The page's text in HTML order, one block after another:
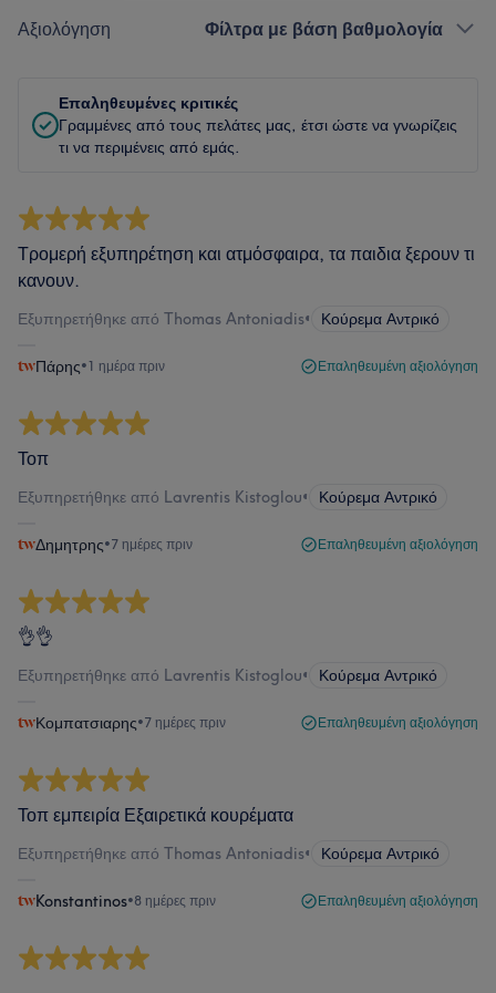
Αξιολόγηση Φίλτρα με βάση βαθμολογία
Επαληθευμένες κριτικές
Γραμμένες από τους πελάτες μας, έτσι ώστε να γνωρίζεις
τι να περιμένεις από εμάς.
Τρομερή εξυπηρέτηση και ατμόσφαιρα, τα παιδια ξερουν τι
κανουν.
Εξυπηρετήθηκε από Thomas Antoniadis• Κούρεμα Αντρικό
Πάρης•1 ημέρα πριν Επαληθευμένη αξιολόγηση
Τοπ
Εξυπηρετήθηκε από Lavrentis Kistoglou• Κούρεμα Αντρικό
Δημητρης•7 ημέρες πριν Επαληθευμένη αξιολόγηση
👌👌
Εξυπηρετήθηκε από Lavrentis Kistoglou• Κούρεμα Αντρικό
Κομπατσιαρης•7 ημέρες πριν Επαληθευμένη αξιολόγηση
Τοπ εμπειρία Εξαιρετικά κουρέματα
Εξυπηρετήθηκε από Thomas Antoniadis• Κούρεμα Αντρικό
Konstantinos•8 ημέρες πριν Επαληθευμένη αξιολόγηση